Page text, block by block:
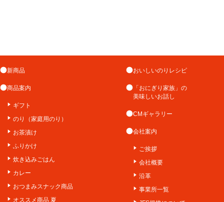
新商品
商品案内
ギフト
のり（家庭用のり）
お茶漬け
ふりかけ
炊き込みごはん
カレー
おつまみスナック商品
オススメ商品 夏
おいしいのりレシピ
「おにぎり家族」の
美味しいお話し
CMギャラリー
会社案内
ご挨拶
会社概要
沿革
事業所一覧